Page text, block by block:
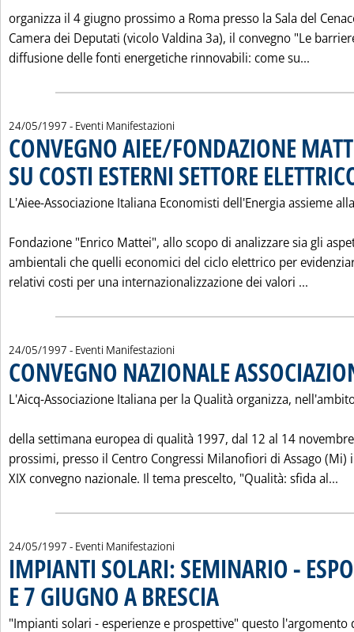
organizza il 4 giugno prossimo a Roma presso la Sala del
Camera dei Deputati (vicolo Valdina 3a), il convegno "Le
diffusione delle fonti energetiche rinnovabili: come su...
24/05/1997 - Eventi Manifestazioni
CONVEGNO AIEE/FONDAZIONE
SU COSTI ESTERNI SETTORE
L'Aiee-Associazione Italiana Economisti dell'Energia assieme alla
Fondazione "Enrico Mattei", allo scopo di analizzare sia gli
ambientali che quelli economici del ciclo elettrico per
relativi costi per una internazionalizzazione dei valori ...
24/05/1997 - Eventi Manifestazioni
CONVEGNO NAZIONALE
L'Aicq-Associazione Italiana per la Qualità organizza,
della settimana europea di qualità 1997, dal 12 al 14 novembre
prossimi, presso il Centro Congressi Milanofiori di Assago (Mi)
XIX convegno nazionale. Il tema prescelto, "Qualità: sfida al...
24/05/1997 - Eventi Manifestazioni
IMPIANTI SOLARI: SEMINARIO -
E 7 GIUGNO A BRESCIA
"Impianti solari - esperienze e prospettive" questo l'argomento